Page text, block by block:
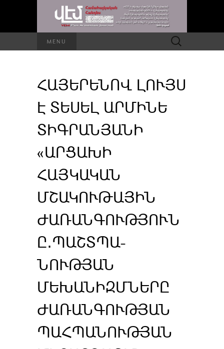
MENU Որոնել՝
ՀԱՅԵՐԵՆՈՎ ԼՈՒՅՍ
Է ՏԵՍԵԼ ԱՐՄԻՆԵ
ՏԻԳՐԱՆՅԱՆԻ
«ԱՐՑԱԽԻ
ՀԱՅԿԱԿԱՆ
ՄՇԱԿՈՒԹԱՅԻՆ
ԺԱՌԱՆԳՈՒԹՅՈՒՆ
Ը․ՊԱՇՏՊԱ­
ՆՈՒԹՅԱՆ
ՄԵԽԱՆԻԶՄՆԵՐԸ
ԺԱՌԱՆԳՈՒԹՅԱՆ
ՊԱՀՊԱՆՈՒԹՅԱՆ